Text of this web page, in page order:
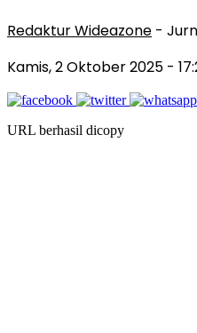
Redaktur Wideazone -
Kamis, 2 Oktober 2025 -
URL berhasil dicopy